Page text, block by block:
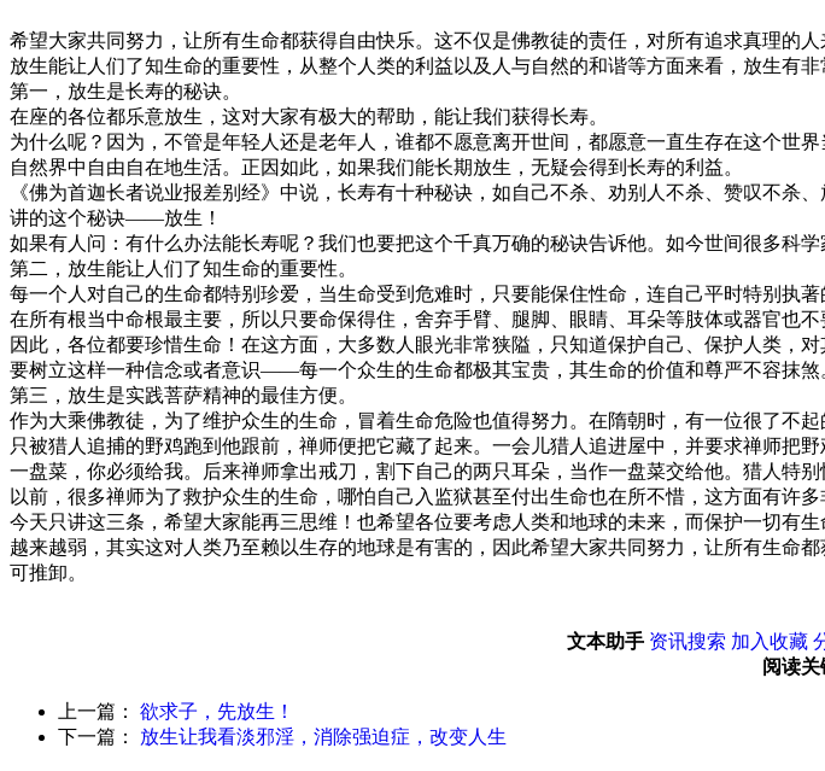
希望大家共同努力，让所有生命都获得自由快乐。这不仅是佛教徒的责任，对所有追求真理的人
放生能让人们了知生命的重要性，从整个人类的利益以及人与自然的和谐等方面来看，放生有
第一，放生是长寿的秘诀。
在座的各位都乐意放生，这对大家有极大的帮助，能让我们获得长寿。
为什么呢？因为，不管是年轻人还是老年人，谁都不愿意离开世间，都愿意一直生存在这个世
自然界中自由自在地生活。正因如此，如果我们能长期放生，无疑会得到长寿的利益。
《佛为首迦长者说业报差别经》中说，长寿有十种秘诀，如自己不杀、劝别人不杀、赞叹不
讲的这个秘诀——放生！
如果有人问：有什么办法能长寿呢？我们也要把这个千真万确的秘诀告诉他。如今世间很多科
第二，放生能让人们了知生命的重要性。
每一个人对自己的生命都特别珍爱，当生命受到危难时，只要能保住性命，连自己平时特别执
在所有根当中命根最主要，所以只要命保得住，舍弃手臂、腿脚、眼睛、耳朵等肢体或器官也
因此，各位都要珍惜生命！在这方面，大多数人眼光非常狭隘，只知道保护自己、保护人类，
要树立这样一种信念或者意识——每一个众生的生命都极其宝贵，其生命的价值和尊严不容抹煞
第三，放生是实践菩萨精神的最佳方便。
作为大乘佛教徒，为了维护众生的生命，冒着生命危险也值得努力。在隋朝时，有一位很了不
只被猎人追捕的野鸡跑到他跟前，禅师便把它藏了起来。一会儿猎人追进屋中，并要求禅师把
一盘菜，你必须给我。后来禅师拿出戒刀，割下自己的两只耳朵，当作一盘菜交给他。猎人特别
以前，很多禅师为了救护众生的生命，哪怕自己入监狱甚至付出生命也在所不惜，这方面有许多
今天只讲这三条，希望大家能再三思维！也希望各位要考虑人类和地球的未来，而保护一切有
越来越弱，其实这对人类乃至赖以生存的地球是有害的，因此希望大家共同努力，让所有生命
可推卸。
文本助手 资讯搜索 加入收藏
阅读关
上一篇： 欲求子，先放生！
下一篇： 放生让我看淡邪淫，消除强迫症，改变人生